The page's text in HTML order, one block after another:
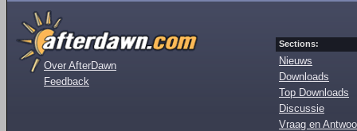
Over AfterDawn
Feedback
Sections:
Nieuws
Downloads
Top Downloads
Discussie
Vraag en